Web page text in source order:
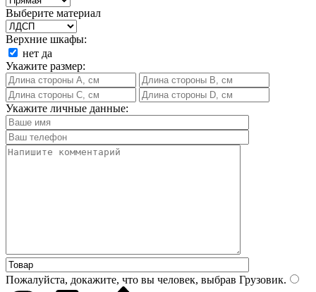
Выберите материал
Верхние шкафы:
нет да
Укажите размер:
Укажите личные данные:
Пожалуйста, докажите, что вы человек, выбрав Грузовик.